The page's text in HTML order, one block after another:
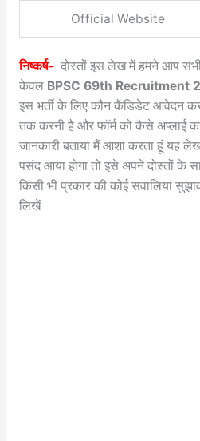
Official Website
निष्कर्ष- दोस्तों इस लेख में हमने आप सभी
केवल BPSC 69th Recruitment
इस भर्ती के लिए कौन कैंडिडेट
तक करनी है और फॉर्म को कैसे अप्लाई
जानकारी बताया मैं आशा करता हूं यह
पसंद आया होगा तो इसे अपने दोस्तों
किसी भी प्रकार की कोई सवालिया
लिखें